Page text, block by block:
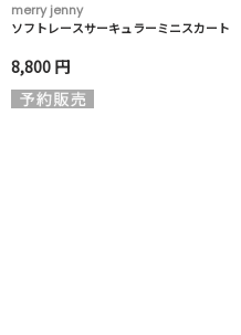
merry jenny
ソフトレースサーキュラーミニスカート
8,800 円